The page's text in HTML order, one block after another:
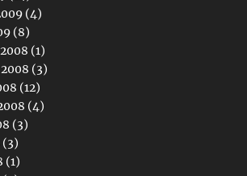
(4)
(8)
(1)
(3)
(12)
(4)
(3)
(3)
(1)